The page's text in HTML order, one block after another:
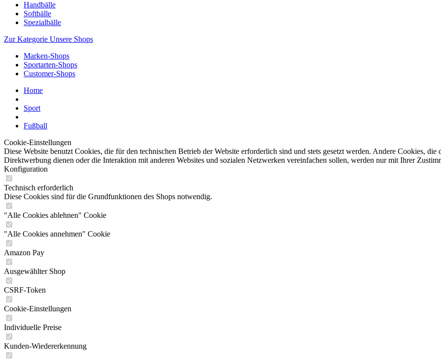
Handbälle
Softbälle
Spezialbälle
Zur Kategorie Unsere Shops
Marken-Shops
Sportarten-Shops
Customer-Shops
Home
Sport
Fußball
Cookie-Einstellungen
Diese Website benutzt Cookies, die für den technischen Betrieb der Website erforderlich sind und stets gesetzt werden. Andere Cookies,
Direktwerbung dienen oder die Interaktion mit anderen Websites und sozialen Netzwerken vereinfachen sollen, werden nur mit Ihrer
Konfiguration
Technisch erforderlich
Diese Cookies sind für die Grundfunktionen des Shops notwendig.
"Alle Cookies ablehnen" Cookie
"Alle Cookies annehmen" Cookie
Amazon Pay
Ausgewählter Shop
CSRF-Token
Cookie-Einstellungen
Individuelle Preise
Kunden-Wiedererkennung